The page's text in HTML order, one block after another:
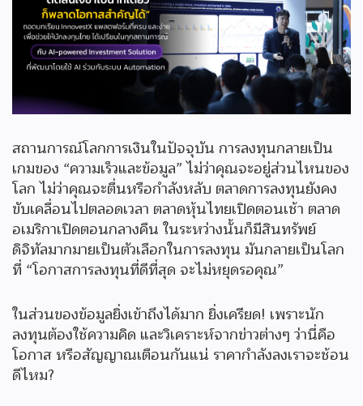
สถานการณ์โลกการเงินในปัจจุบัน การลงทุนกลายเป็น
เกมของ “ความเร็วและข้อมูล” ไม่ว่าคุณจะอยู่ส่วนไหนของ
โลก ไม่ว่าคุณจะตื่นหรือกำลังหลับ ตลาดการลงทุนยังคง
ขับเคลื่อนไปตลอดเวลา ตลาดหุ้นไทยเปิดตอนเช้า ตลาด
อเมริกาเปิดตอนกลางคืน ในระหว่างนั้นก็มีสินทรัพย์
ดิจิทัลมากมายเป็นตัวเลือกในการลงทุน มันกลายเป็นโลก
ที่ “โอกาสการลงทุนที่ดีที่สุด จะไม่หยุดรอคุณ”
ในส่วนของข้อมูลยิ่งเข้าถึงได้มาก ยิ่งเครียด! เพราะนัก
ลงทุนต้องใช้ความคิด และวิเคราะห์จากข่าวต่างๆ ว่านี่คือ
โอกาส หรือสัญญาณเตือนกันแน่ ราคากำลังลงเราจะช้อน
ดีไหม?